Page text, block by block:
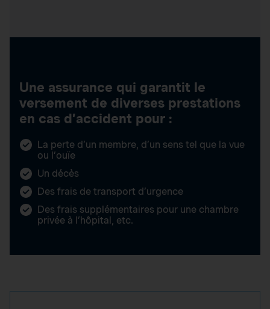
Une assurance qui garantit le
versement de diverses prestations
en cas d’accident pour :
La perte d’un membre, d’un sens tel que la vue
ou l’ouïe
Un décès
Des frais de transport d’urgence
Des frais supplémentaires pour une chambre
privée à l’hôpital, etc.